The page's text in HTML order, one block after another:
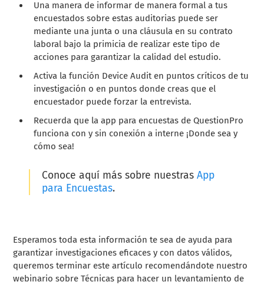
Una manera de informar de manera formal a tus
encuestados sobre estas auditorias puede ser
mediante una junta o una cláusula en su contrato
laboral bajo la primicia de realizar este tipo de
acciones para garantizar la calidad del estudio.
Activa la función Device Audit en puntos críticos de tu
investigación o en puntos donde creas que el
encuestador puede forzar la entrevista.
Recuerda que la app para encuestas de QuestionPro
funciona con y sin conexión a interne ¡Donde sea y
cómo sea!
Conoce aquí más sobre nuestras App
para Encuestas.
Esperamos toda esta información te sea de ayuda para
garantizar investigaciones eficaces y con datos válidos,
queremos terminar este artículo recomendándote nuestro
webinario sobre Técnicas para hacer un levantamiento de